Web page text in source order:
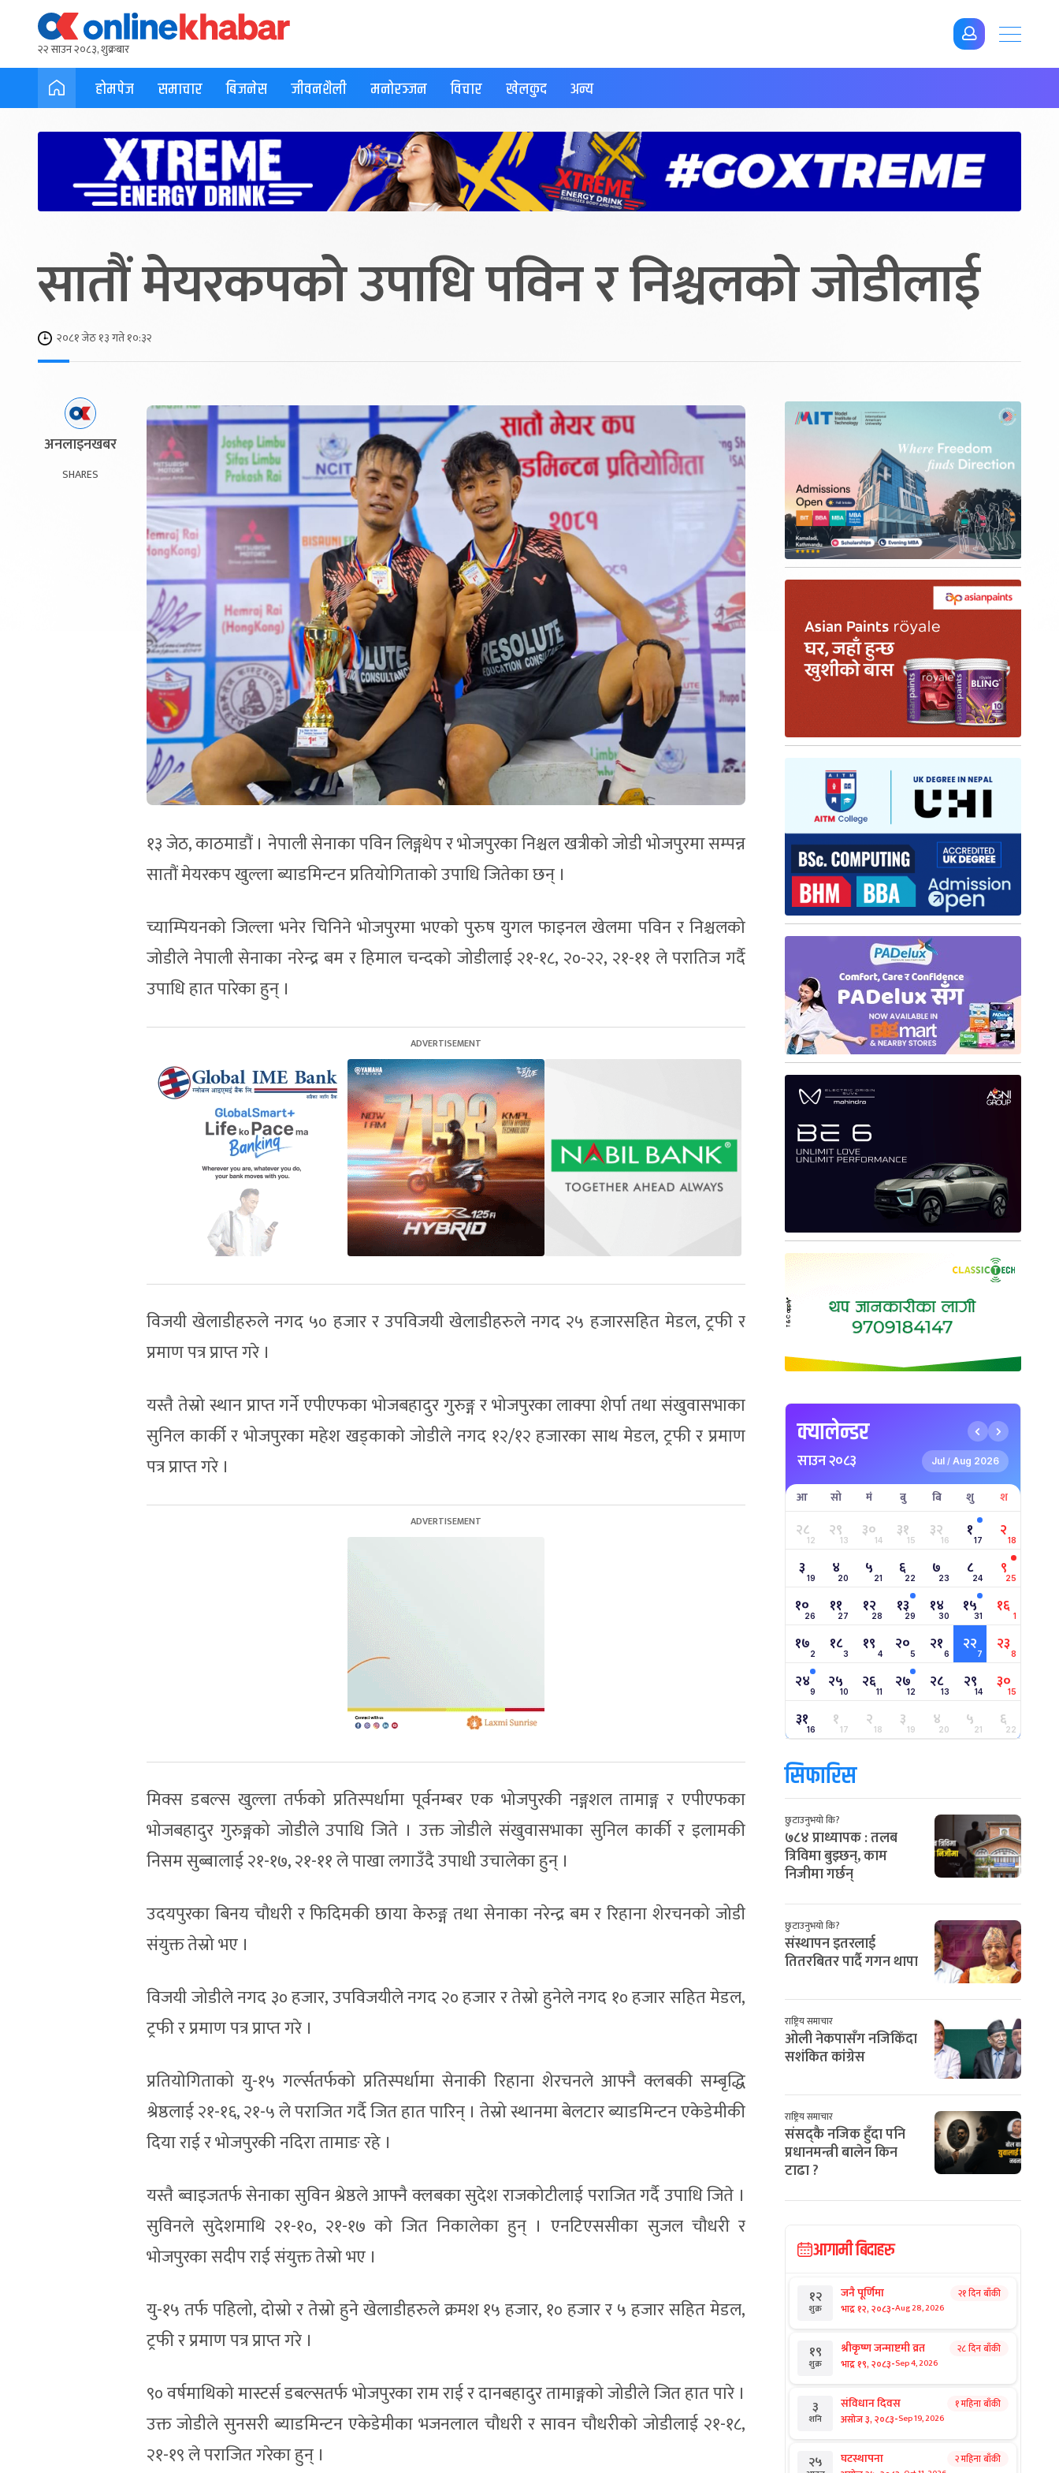
२२ साउन २०८३, शुक्रबार
होमपेज समाचार बिजनेस जीवनशैली मनोरञ्जन विचार खेलकुद अन्य
सातौं मेयरकपको उपाधि पविन र निश्चलको जोडीलाई
२०८१ जेठ १३ गते १०:३२
अनलाइनखबर
SHARES
१३ जेठ, काठमाडौं । नेपाली सेनाका पविन लिङ्गथेप र भोजपुरका निश्चल खत्रीको जोडी भोजपुरमा सम्पन्न
सातौं मेयरकप खुल्ला ब्याडमिन्टन प्रतियोगिताको उपाधि जितेका छन् ।
च्याम्पियनको जिल्ला भनेर चिनिने भोजपुरमा भएको पुरुष युगल फाइनल खेलमा पविन र निश्चलको
जोडीले नेपाली सेनाका नरेन्द्र बम र हिमाल चन्दको जोडीलाई २१-१८, २०-२२, २१-११ ले परातिज गर्दै
उपाधि हात पारेका हुन् ।
विजयी खेलाडीहरुले नगद ५० हजार र उपविजयी खेलाडीहरुले नगद २५ हजारसहित मेडल, ट्रफी र
प्रमाण पत्र प्राप्त गरे ।
यस्तै तेस्रो स्थान प्राप्त गर्ने एपीएफका भोजबहादुर गुरुङ्ग र भोजपुरका लाक्पा शेर्पा तथा संखुवासभाका
सुनिल कार्की र भोजपुरका महेश खड्काको जोडीले नगद १२/१२ हजारका साथ मेडल, ट्रफी र प्रमाण
पत्र प्राप्त गरे ।
मिक्स डबल्स खुल्ला तर्फको प्रतिस्पर्धामा पूर्वनम्बर एक भोजपुरकी नङ्गशल तामाङ्ग र एपीएफका
भोजबहादुर गुरुङ्गको जोडीले उपाधि जिते । उक्त जोडीले संखुवासभाका सुनिल कार्की र इलामकी
निसम सुब्बालाई २१-१७, २१-११ ले पाखा लगाउँदै उपाधी उचालेका हुन् ।
उदयपुरका बिनय चौधरी र फिदिमकी छाया केरुङ्ग तथा सेनाका नरेन्द्र बम र रिहाना शेरचनको जोडी
संयुक्त तेस्रो भए ।
विजयी जोडीले नगद ३० हजार, उपविजयीले नगद २० हजार र तेस्रो हुनेले नगद १० हजार सहित मेडल,
ट्रफी र प्रमाण पत्र प्राप्त गरे ।
प्रतियोगिताको यु-१५ गर्ल्सतर्फको प्रतिस्पर्धामा सेनाकी रिहाना शेरचनले आफ्नै क्लबकी सम्बृद्धि
श्रेष्ठलाई २१-१६, २१-५ ले पराजित गर्दै जित हात पारिन् । तेस्रो स्थानमा बेलटार ब्याडमिन्टन एकेडेमीकी
दिया राई र भोजपुरकी नदिरा तामाङ रहे ।
यस्तै ब्वाइजतर्फ सेनाका सुविन श्रेष्ठले आफ्नै क्लबका सुदेश राजकोटीलाई पराजित गर्दै उपाधि जिते ।
सुविनले सुदेशमाथि २१-१०, २१-१७ को जित निकालेका हुन् । एनटिएससीका सुजल चौधरी र
भोजपुरका सदीप राई संयुक्त तेस्रो भए ।
यु-१५ तर्फ पहिलो, दोस्रो र तेस्रो हुने खेलाडीहरुले क्रमश १५ हजार, १० हजार र ५ हजार सहित मेडल,
ट्रफी र प्रमाण पत्र प्राप्त गरे ।
९० वर्षमाथिको मास्टर्स डबल्सतर्फ भोजपुरका राम राई र दानबहादुर तामाङ्गको जोडीले जित हात पारे ।
उक्त जोडीले सुनसरी ब्याडमिन्टन एकेडेमीका भजनलाल चौधरी र सावन चौधरीको जोडीलाई २१-१८,
२१-१९ ले पराजित गरेका हुन् ।
क्यालेन्डर
साउन २०८३ Jul / Aug 2026
आ सो मं बु बि शु श
२८12 २९13 ३०14 ३१15 ३२16 १17 २18
३ 19 ४20 ५ 21 ६22 ७23 ८24 ९25
१०26 ११27 १२28 १३29 १४30 १५31 १६ 1
१७2 १८3 १९ 4 २०5 २१6 २२7 २३8
२४9 २५10 २६11 २७12 २८13 २९14 ३०15
३१16 १17 २18 ३19 ४20 ५21 ६22
सिफारिस
छुटाउनुभयो कि?
७८४ प्राध्यापक : तलब
त्रिविमा बुझ्छन्, काम
निजीमा गर्छन्
छुटाउनुभयो कि?
संस्थापन इतरलाई
तितरबितर पार्दै गगन थापा
राष्ट्रिय समाचार
ओली नेकपासँग नजिकिँदा
सशंकित कांग्रेस
राष्ट्रिय समाचार
संसद्कै नजिक हुँदा पनि
प्रधानमन्त्री बालेन किन
टाढा ?
आगामी बिदाहरु
१२
शुक्र
जनै पूर्णिमा
भाद्र १२, २०८३-Aug 28, 2026
२१ दिन बाँकी
१९
शुक्र
श्रीकृष्ण जन्माष्टमी व्रत
भाद्र १९, २०८३-Sep 4, 2026
२८ दिन बाँकी
३
शनि
संविधान दिवस
असोज ३, २०८३-Sep 19, 2026
१ महिना बाँकी
२५ घटस्थापना २ महिना बाँकी